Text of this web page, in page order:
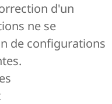
d'un
ne se
de configurations